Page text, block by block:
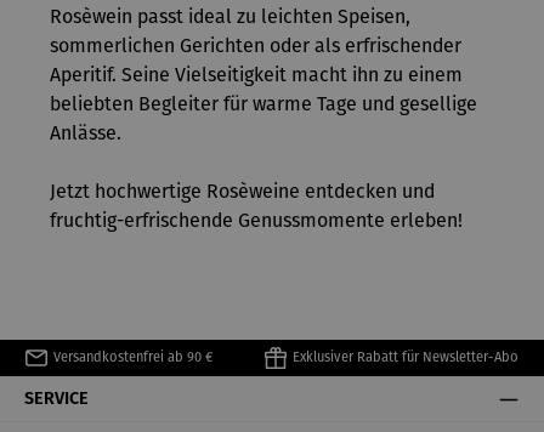
Rosèwein passt ideal zu leichten Speisen,
sommerlichen Gerichten oder als erfrischender
Aperitif. Seine Vielseitigkeit macht ihn zu einem
beliebten Begleiter für warme Tage und gesellige
Anlässe.
Jetzt hochwertige Rosèweine entdecken und
fruchtig-erfrischende Genussmomente erleben!
Versandkostenfrei ab 90 € Exklusiver Rabatt für Newsletter-Abo
SERVICE